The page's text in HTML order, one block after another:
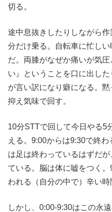
切る。
途中息抜きしたりしながら
分だけ乗る。自転車に忙し
だ。両膝がなぜか痛いが気
い』ということを口に出し
が言い訳になり癖になる。
抑え気味で回す。
10分STTで回して今日やる5
える。9:00からは9:30で終
は足は終わっているはずだ
ている。脳は体に嘘をつく
われる（自分の中で）辛い時
しかし、0:00-9:30はこの永